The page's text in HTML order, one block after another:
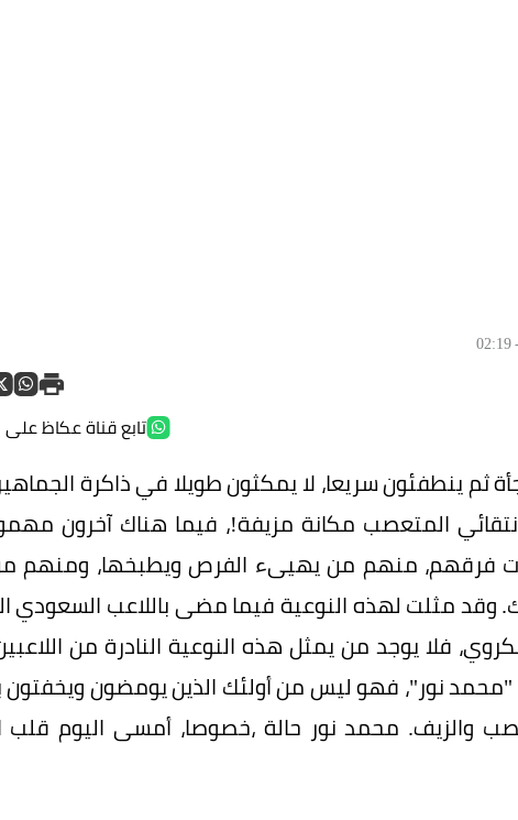
تابع قناة عكاظ على
ثم ينطفئون سريعا، لا يمكثون طويلا في ذاكرة
المتعصب مكانة مزيفة!، فيما هناك آخرون
فرقهم، منهم من يهيىء الفرص ويطبخها، ومنهم
مثلت لهذه النوعية فيما مضى باللاعب السعودي
فلا يوجد من يمثل هذه النوعية النادرة من
"محمد نور"، فهو ليس من أولئك الذين يومضون ويخفتون
والزيف. محمد نور حالة ،خصوصا، أمسى اليوم قلب